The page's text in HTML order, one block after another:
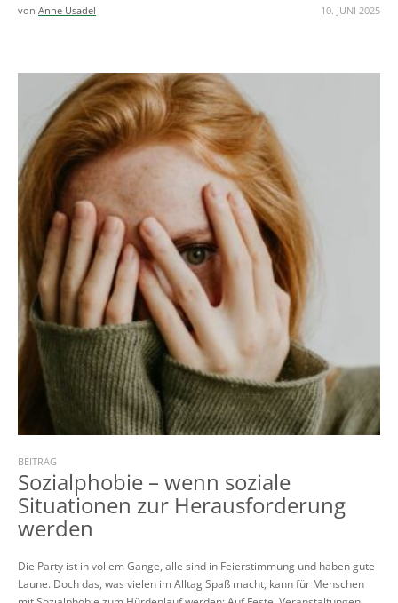
10. JUNI 2025
von Anne Usadel
BEITRAG
Sozialphobie – wenn soziale
Situationen zur Herausforderung
werden
Die Party ist in vollem Gange, alle sind in Feierstimmung und haben gute
Laune. Doch das, was vielen im Alltag Spaß macht, kann für Menschen